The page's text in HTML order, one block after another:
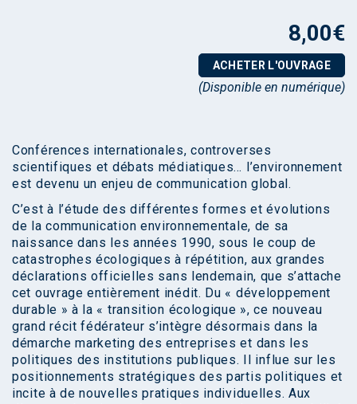
8,00€
ACHETER L'OUVRAGE
(Disponible en numérique)
Conférences internationales, controverses
scientifiques et débats médiatiques… l’environnement
est devenu un enjeu de communication global.
C’est à l’étude des différentes formes et évolutions
de la communication environnementale, de sa
naissance dans les années 1990, sous le coup de
catastrophes écologiques à répétition, aux grandes
déclarations officielles sans lendemain, que s’attache
cet ouvrage entièrement inédit. Du « développement
durable » à la « transition écologique », ce nouveau
grand récit fédérateur s’intègre désormais dans la
démarche marketing des entreprises et dans les
politiques des institutions publiques. Il influe sur les
positionnements stratégiques des partis politiques et
incite à de nouvelles pratiques individuelles. Aux